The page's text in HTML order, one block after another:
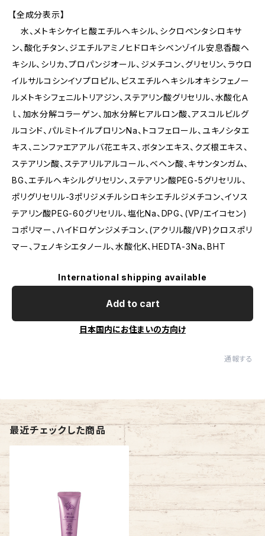
【全成分表示】
水、メトキシケイヒ酸エチルヘキシル、シクロペンタシロキサ
ン、酸化チタン、ジエチルアミノヒドロキシベンゾイル安息香酸ヘ
キシル、シリカ、プロパンジオール、ジメチコン、グリセリン、ラウロ
イルサルコシンイソプロピル、ビスエチルヘキシルオキシフェノー
ルメトキシフェニルトリアジン、ステアリン酸グリセリル、水酸化Ａ
ｌ、加水分解コラーゲン、加水分解ヒアルロン酸、アスコルビルグ
ルコシド、パルミトイルプロリンNa、トコフェロール、ユキノシタエ
キス、ニンファエアアルバ花エキス、ボタンエキス、クズ根エキス、
ステアリン酸、ステアリルアルコール、ベヘン酸、キサンタンガム、
BG、エチルヘキシルグリセリン、ステアリン酸PEG-5グリセリル、
ポリグリセリル-3ポリジメチルシロキシエチルジメチコン、イソス
テアリン酸PEG-60グリセリル、塩化Na、DPG、(VP/エイコセン)
コポリマー、ハイドロゲンジメチコン、(アクリル酸/VP)クロスポリ
マー、フェノキシエタノール、水酸化K、HEDTA-3Na、BHT
International shipping available
Add to cart
日本国内にお住まいの方向け
通報する
最近チェックした商品